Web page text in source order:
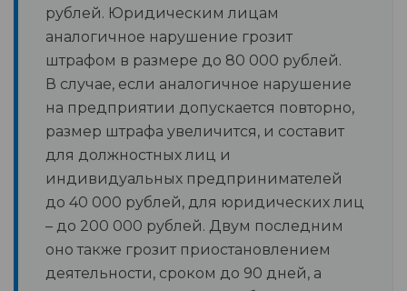
рублей. Юридическим лицам
аналогичное нарушение грозит
штрафом в размере до 80 000 рублей.
В случае, если аналогичное нарушение
на предприятии допускается повторно,
размер штрафа увеличится, и составит
для должностных лиц и
индивидуальных предпринимателей
до 40 000 рублей, для юридических лиц
– до 200 000 рублей. Двум последним
оно также грозит приостановлением
деятельности, сроком до 90 дней, а